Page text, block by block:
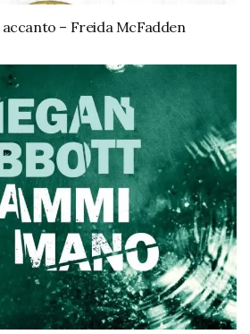
– Freida McFadden